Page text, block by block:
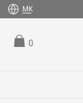
MK
0